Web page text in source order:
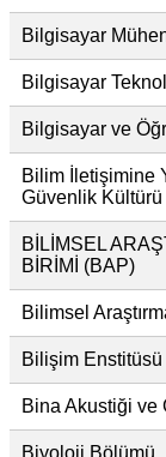
Bilgisayar
Bilgisayar
Bilgisayar ve
Bilim İletişimine
Güvenlik Kültürü
BİLİMSEL
BİRİMİ (BAP)
Bilimsel
Bilişim Enstitüsü
Bina Akustiği ve
Biyoloji Bölümü